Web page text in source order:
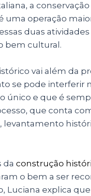
a
operação
duas
bem cultural.
vai além da
se pode interferir
único e que é
que conta
da construção
o bem a ser
Luciana explica